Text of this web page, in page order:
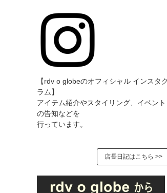
【rdv o globeのオフィシャル インスタ
ラム】
アイテム紹介やスタイリング、イベント
の告知などを
行っています。
店長日記はこちら >>